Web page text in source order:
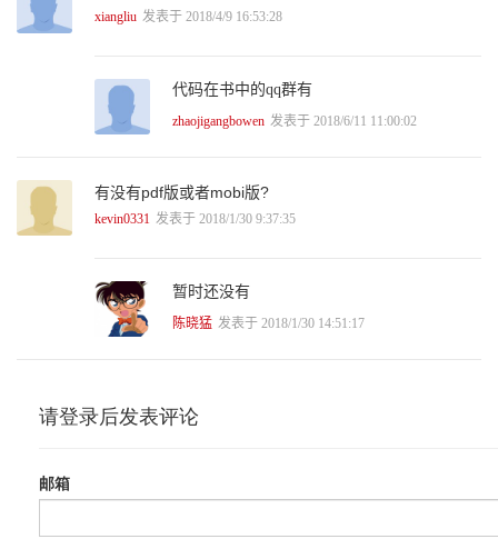
4.2 多数据源 38
4.2.1 建库和建表 39
4.2.4 使用AOP简化数据源选择功能 47
4.2.5 实现多数据源的步骤总结 48
4.3 再学一招：Mybatis-Generator基本用法 49
5.1 常用的缓存技术 52
5.1.1 本地缓存与分布式缓存 52
5.1.2 Memcached与Redis 53
5.2.2 SpringBoot集成ShardJedis 54
5.3 Redis3.x集群 59
5.3.1 搭建Redis集群 59
5.4 再学一招：使用GuavaCache实现本地缓存 66
第6章 SpringBoot启动源码解析 69
6.1.2 创建并初始化ApplicationInitializer列表 71
6.1.4 初始化主类mainApplicationClass 75
xiangliu 发表于 2018/4/9 16:53:28
代码在书中的qq群有
zhaojigangbowen 发表于 2018/6/11 11:00:02
有没有pdf版或者mobi版?
kevin0331 发表于 2018/1/30 9:37:35
暂时还没有
陈晓猛 发表于 2018/1/30 14:51:17